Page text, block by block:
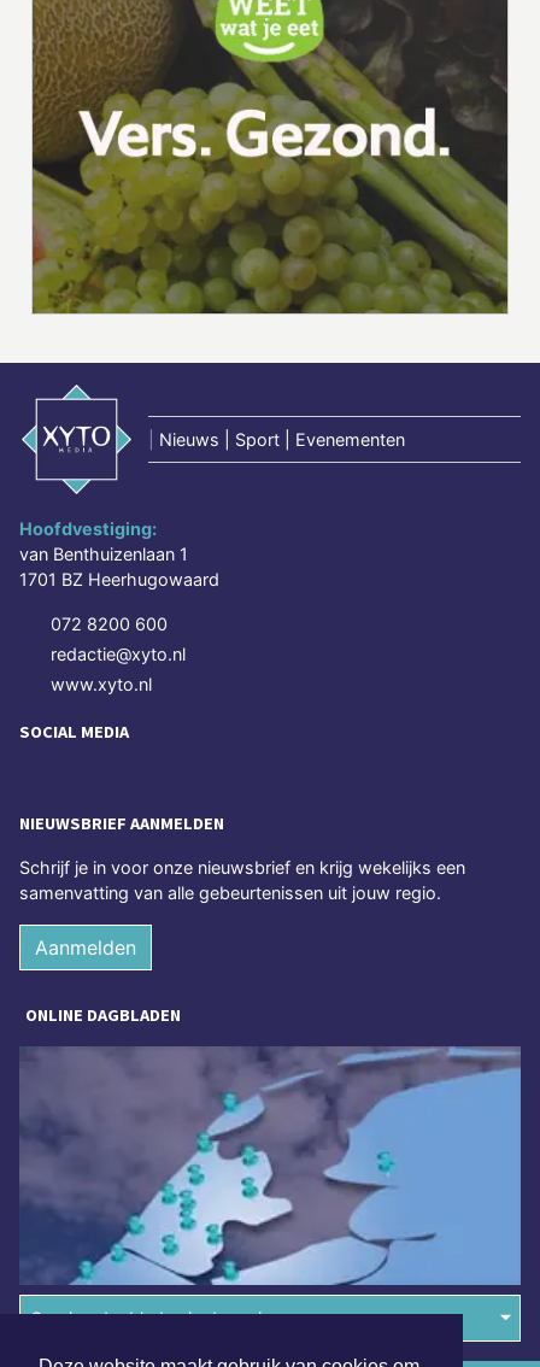
Nieuws | Sport | Evenementen
Hoofdvestiging:
van Benthuizenlaan 1
1701 BZ Heerhugowaard
072 8200 600
redactie@xyto.nl
www.xyto.nl
SOCIAL MEDIA
NIEUWSBRIEF AANMELDEN
Schrijf je in voor onze nieuwsbrief en krijg wekelijks een
samenvatting van alle gebeurtenissen uit jouw regio.
Aanmelden
ONLINE DAGBLADEN
Overige dagbladen in de regio